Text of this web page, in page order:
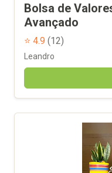
Bolsa de
Avançado
⭐ 4.9 (12)
Leandro